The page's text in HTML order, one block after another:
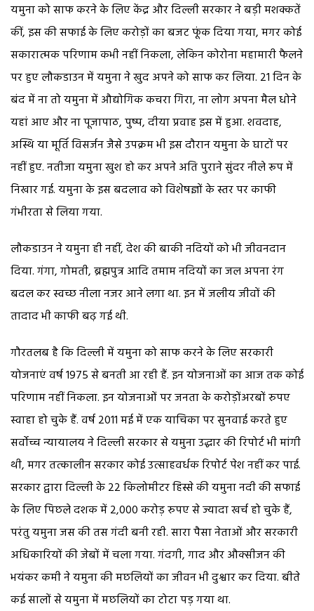
यमुना को साफ करने के लिए केंद्र और दिल्ली सरकार ने बड़ी मशक्कतें
कीं, इस की सफाई के लिए करोड़ों का बजट फूंक दिया गया, मगर कोई
सकारात्मक परिणाम कभी नहीं निकला, लेकिन कोरोना महामारी फैलने
पर हुए लौकडाउन में यमुना ने खुद अपने को साफ कर लिया. 21 दिन के
बंद में ना तो यमुना में औद्योगिक कचरा गिरा, ना लोग अपना मैल धोने
यहां आए और ना पूजापाठ, पुष्प, दीया प्रवाह इस में हुआ. शवदाह,
अस्थि या मूर्ति विसर्जन जैसे उपक्रम भी इस दौरान यमुना के घाटों पर
नहीं हुए. नतीजा यमुना खुश हो कर अपने अति पुराने सुंदर नीले रूप में
निखार गई. यमुना के इस बदलाव को विशेषज्ञों के स्तर पर काफी
गंभीरता से लिया गया.
लौकडाउन ने यमुना ही नहीं, देश की बाकी नदियों को भी जीवनदान
दिया. गंगा, गोमती, ब्रह्मपुत्र आदि तमाम नदियों का जल अपना रंग
बदल कर स्वच्छ नीला नजर आने लगा था. इन में जलीय जीवों की
तादाद भी काफी बढ़ गई थी.
गौरतलब है कि दिल्ली में यमुना को साफ करने के लिए सरकारी
योजनाएं वर्ष 1975 से बनती आ रही हैं. इन योजनाओं का आज तक कोई
परिणाम नहीं निकला. इन योजनाओं पर जनता के करोड़ोंअरबों रुपए
स्वाहा हो चुके हैं. वर्ष 2011 मई में एक याचिका पर सुनवाई करते हुए
सर्वोच्च न्यायालय ने दिल्ली सरकार से यमुना उद्धार की रिपोर्ट भी मांगी
थी, मगर तत्कालीन सरकार कोई उत्साहवर्धक रिपोर्ट पेश नहीं कर पाई.
सरकार द्वारा दिल्ली के 22 किलोमीटर हिस्से की यमुना नदी की सफाई
के लिए पिछले दशक में 2,000 करोड़ रुपए से ज्यादा खर्च हो चुके हैं,
परंतु यमुना जस की तस गंदी बनी रही. सारा पैसा नेताओं और सरकारी
अधिकारियों की जेबों में चला गया. गंदगी, गाद और औक्सीजन की
भयंकर कमी ने यमुना की मछलियों का जीवन भी दुश्वार कर दिया. बीते
कई सालों से यमुना में मछलियों का टोटा पड़ गया था.